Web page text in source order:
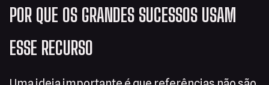
POR QUE OS GRANDES SUCESSOS USAM
ESSE RECURSO